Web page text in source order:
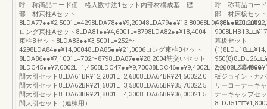
呼 称商品コード価 格入数寸法1セット内部材構成基 礎
部 材束柱Aセット
8LDA77●●¥2,5001L=4298LDA78●●¥9,20048LDA79●●¥13,80068LDA80●●¥20,2009
ロング束柱Aセット8LDA81●●¥4,6001L=8798LDA82●●¥18,4004
束柱Bセット8LDA83●●¥3,5001L=252〜
4298LDA84●●¥14,00048LDA85●●¥21,0006ロング束柱Bセット
8LDA86●●¥7,1001L=702〜8798LDA87●●¥28,2004筋交いセット
間大引セット8LDA61BR¥12,2001L=2,6808LDA64BR¥24,50022.0
間大引セット8LDA62BR¥21,6001L=3,5808LDA65BR¥35,70022.5
間大引セット8LDA63BR¥21,8001L=4,3008LDA66BR¥36,00021.5
間大引セット（連棟用）
呼 称商品コー
部 材床板セット
幕板セット
キャップ幕板90
板ジョイントカ
リーコーナーキ
ナーキャップセ